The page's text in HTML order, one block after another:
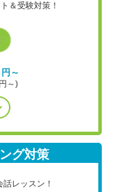
＆受験対策！
円～
～)
グ対策
レッスン！